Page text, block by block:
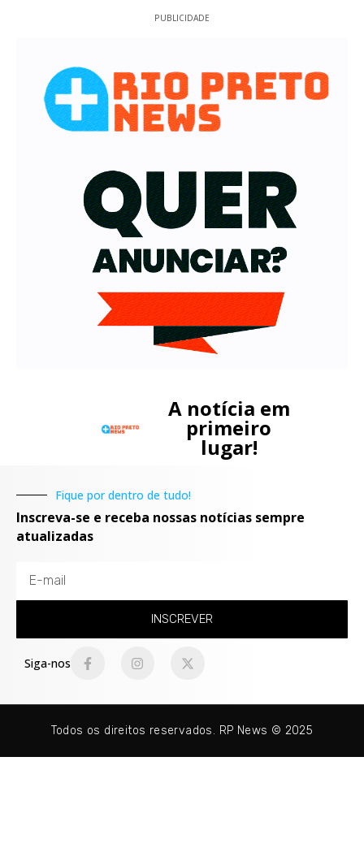
PUBLICIDADE
A notícia em
primeiro
lugar!
Fique por dentro de tudo!
Inscreva-se e receba nossas notícias sempre
atualizadas
INSCREVER
Siga-nos
Todos os direitos reservados. RP News © 2025